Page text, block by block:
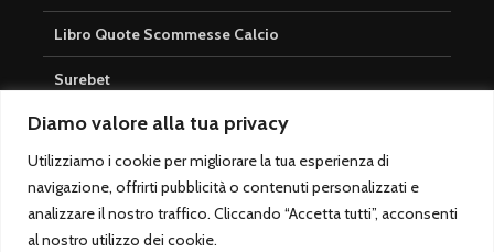
Diamo valore alla tua privacy
Utilizziamo i cookie per migliorare la tua esperienza di
navigazione, offrirti pubblicità o contenuti personalizzati e
analizzare il nostro traffico. Cliccando “Accetta tutti”, acconsenti
al nostro utilizzo dei cookie.
Libro Quote Scommesse Calcio
Surebet
Cosa sono i Pronostici Aperti?
Cosa sono i Pronostici Calcistici
Pronostici tutto l’anno